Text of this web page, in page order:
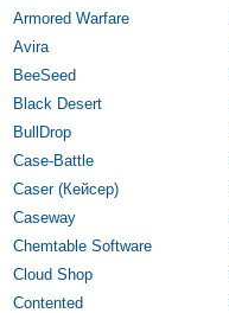
Armored Warfare
Avira
BeeSeed
Black Desert
BullDrop
Case-Battle
Caser (Кейсер)
Caseway
Chemtable Software
Cloud Shop
Contented